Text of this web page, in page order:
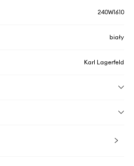
240W1610
biały
Karl Lagerfeld